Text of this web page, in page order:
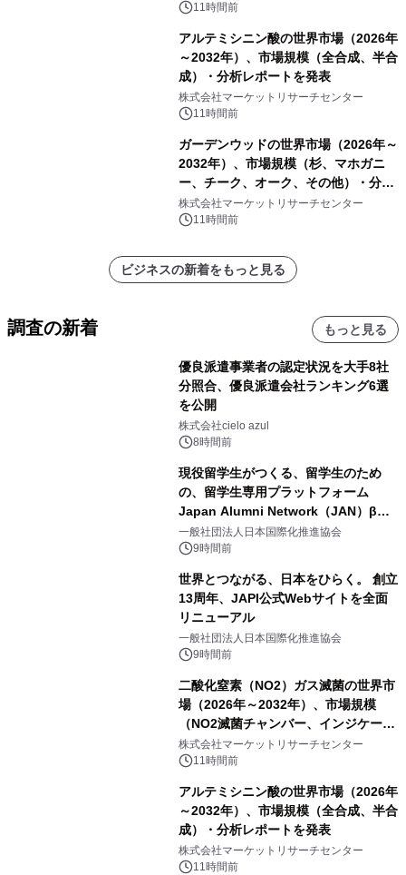
他）・分析レポートを発表
11時間前
アルテミシニン酸の世界市場（2026年
～2032年）、市場規模（全合成、半合
成）・分析レポートを発表
株式会社マーケットリサーチセンター
11時間前
ガーデンウッドの世界市場（2026年～
2032年）、市場規模（杉、マホガニ
ー、チーク、オーク、その他）・分析
レポートを発表
株式会社マーケットリサーチセンター
11時間前
ビジネスの新着をもっと見る
調査の新着 もっと見る
優良派遣事業者の認定状況を大手8社
分照合、優良派遣会社ランキング6選
を公開
株式会社cielo azul
8時間前
現役留学生がつくる、留学生のため
の、留学生専用プラットフォーム
Japan Alumni Network（JAN）β版
をリリース
一般社団法人日本国際化推進協会
9時間前
世界とつながる、日本をひらく。 創立
13周年、JAPI公式Webサイトを全面
リニューアル
一般社団法人日本国際化推進協会
9時間前
二酸化窒素（NO2）ガス滅菌の世界市
場（2026年～2032年）、市場規模
（NO2滅菌チャンバー、インジケータ
ーおよびモニタリングシステム、その
他）・分析レポートを発表
株式会社マーケットリサーチセンター
11時間前
アルテミシニン酸の世界市場（2026年
～2032年）、市場規模（全合成、半合
成）・分析レポートを発表
株式会社マーケットリサーチセンター
11時間前